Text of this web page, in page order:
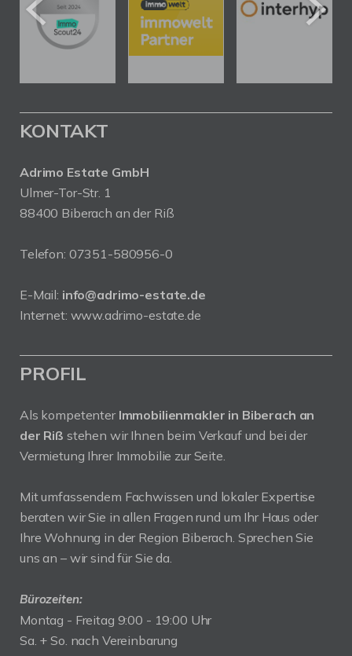
KONTAKT
Adrimo Estate GmbH
Ulmer-Tor-Str. 1
88400 Biberach an der Riß
Telefon: 07351-580956-0
E-Mail: info@adrimo-estate.de
Internet: www.adrimo-estate.de
PROFIL
Als kompetenter Immobilienmakler in Biberach an
der Riß stehen wir Ihnen beim Verkauf und bei der
Vermietung Ihrer Immobilie zur Seite.
Mit umfassendem Fachwissen und lokaler Expertise
beraten wir Sie in allen Fragen rund um Ihr Haus oder
Ihre Wohnung in der Region Biberach. Sprechen Sie
uns an – wir sind für Sie da.
Bürozeiten:
Montag - Freitag 9:00 - 19:00 Uhr
Sa. + So. nach Vereinbarung